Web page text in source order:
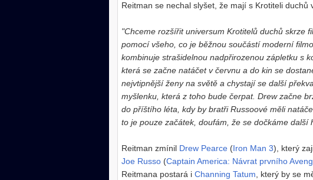
Reitman se nechal slyšet, že mají s Krotiteli duchů
"Chceme rozšířit universum Krotitelů duchů skrze
pomocí všeho, co je běžnou součástí moderní
kombinuje strašidelnou nadpřirozenou zápletku s
která se začne natáčet v červnu a do kin se
nejvtipnější ženy na světě a chystají se další
myšlenku, která z toho bude čerpat. Drew začne
do příštího léta, kdy by bratři Russoové měli
to je pouze začátek, doufám, že se dočkáme další
Reitman zmínil Drew Pearce (Iron Man 3), který
Joe Russo (Captain America: Návrat prvního
Reitmana postará i Channing Tatum , který by se